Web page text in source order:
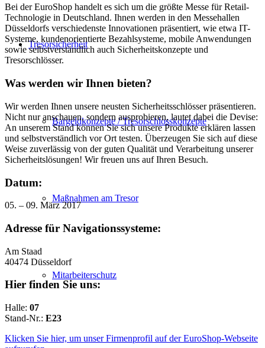
Tresorsicherheit
Bargeldkonzepte / Tresorschlosskonzepte
Maßnahmen am Tresor
Mitarbeiterschutz
Bei der EuroShop handelt es sich um die größte Messe für Retail-
Technologie in Deutschland. Ihnen werden in den Messehallen
Düsseldorfs verschiedenste Innovationen präsentiert, wie etwa IT-
Systeme, kundenorientierte Bezahlsysteme, mobile Anwendungen
sowie selbstverständlich auch Sicherheitskonzepte und
Tresorschlösser.
Was werden wir Ihnen bieten?
Wir werden Ihnen unsere neusten Sicherheitsschlösser präsentieren.
Nicht nur anschauen, sondern ausprobieren, lautet dabei die Devise:
An unserem Stand können Sie sich unsere Produkte erklären lassen
und selbstverständlich vor Ort testen. Überzeugen Sie sich auf diese
Weise zuverlässig von der guten Qualität und Verarbeitung unserer
Sicherheitslösungen! Wir freuen uns auf Ihren Besuch.
Datum:
05. – 09. März 2017
Adresse für Navigationssysteme:
Am Staad
40474 Düsseldorf
Hier finden Sie uns:
Halle: 07
Stand-Nr.: E23
Klicken Sie hier, um unser Firmenprofil auf der EuroShop-Webseite